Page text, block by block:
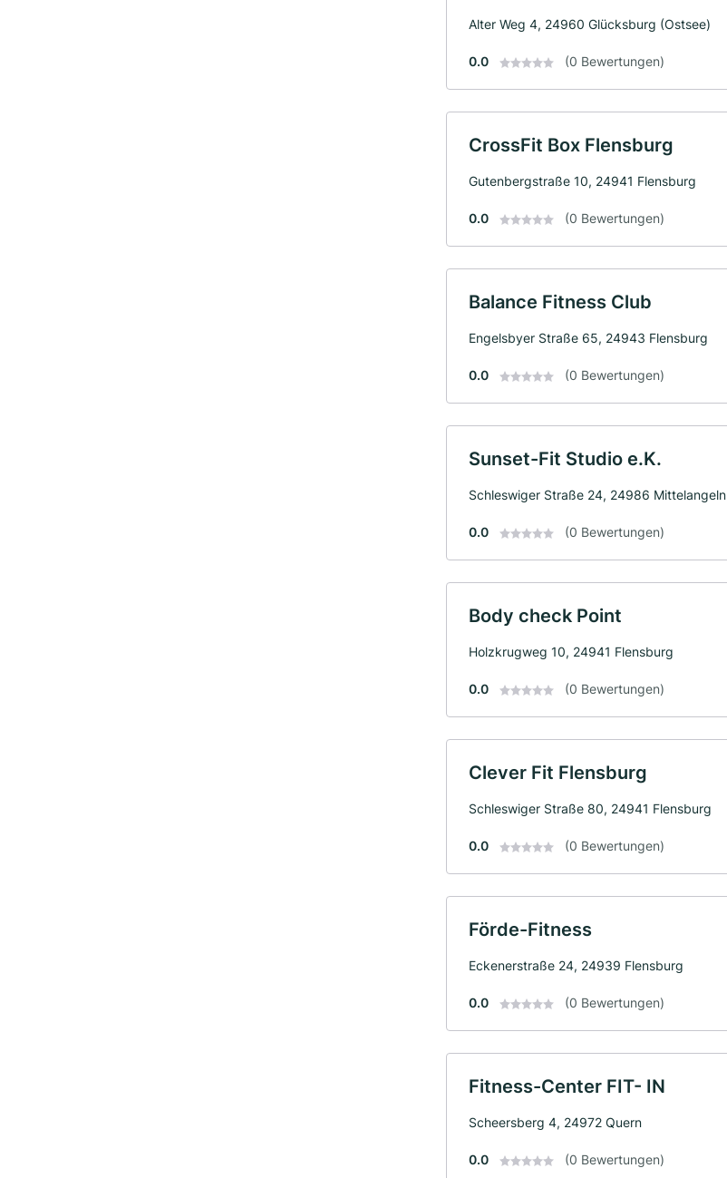
Alter Weg 4, 24960 Glücksburg (Ostsee)
0.0 (0 Bewertungen)
CrossFit Box Flensburg
Gutenbergstraße 10, 24941 Flensburg
0.0 (0 Bewertungen)
Balance Fitness Club
Engelsbyer Straße 65, 24943 Flensburg
0.0 (0 Bewertungen)
Sunset-Fit Studio e.K.
Schleswiger Straße 24, 24986 Mittelangeln
0.0 (0 Bewertungen)
Body check Point
Holzkrugweg 10, 24941 Flensburg
0.0 (0 Bewertungen)
Clever Fit Flensburg
Schleswiger Straße 80, 24941 Flensburg
0.0 (0 Bewertungen)
Förde-Fitness
Eckenerstraße 24, 24939 Flensburg
0.0 (0 Bewertungen)
Fitness-Center FIT- IN
Scheersberg 4, 24972 Quern
0.0 (0 Bewertungen)